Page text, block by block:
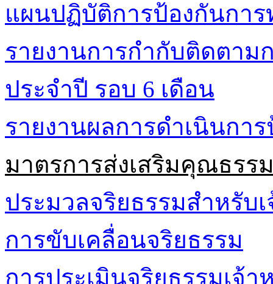
แผนปฏิบัติการป้องกันการ
รายงานการกำกับติดตาม
ประจำปี รอบ 6 เดือน
รายงานผลการดำเนินกา
มาตรการส่งเสริมคุณธรร
ประมวลจริยธรรมสำหรับ
การขับเคลื่อนจริยธรรม
การประเมินจริยธรรมเจ้